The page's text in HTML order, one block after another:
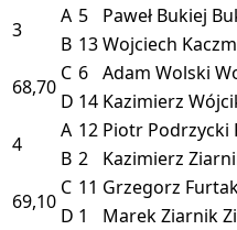
3
A 5 Paweł Bukiej
B 13Wojciech
68,70
C 6 Adam Wolski
D 14 Kazimierz
4
A 12 Piotr Podrzycki
B 2 Kazimierz
69,10
C 11 Grzegorz
D 1 Marek Ziarnik